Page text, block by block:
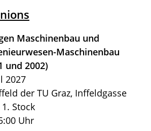
Maschinenbau und
Maschinenbau
und 2002)
2027
der TU Graz, Inffeldgasse
Stock
Uhr